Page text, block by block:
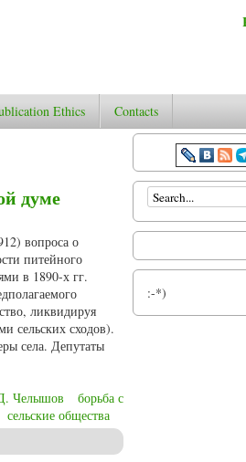
Ethics Contacts
думе
вопроса о
питейного
в 1890-х гг.
ликвидируя
сельских сходов).
села. Депутаты
Челышов
борьба с
сельские общества
Search form
:-*)